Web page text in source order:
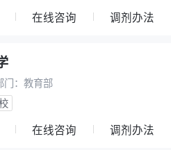
在线咨询 调剂办法
： 教育部
在线咨询 调剂办法